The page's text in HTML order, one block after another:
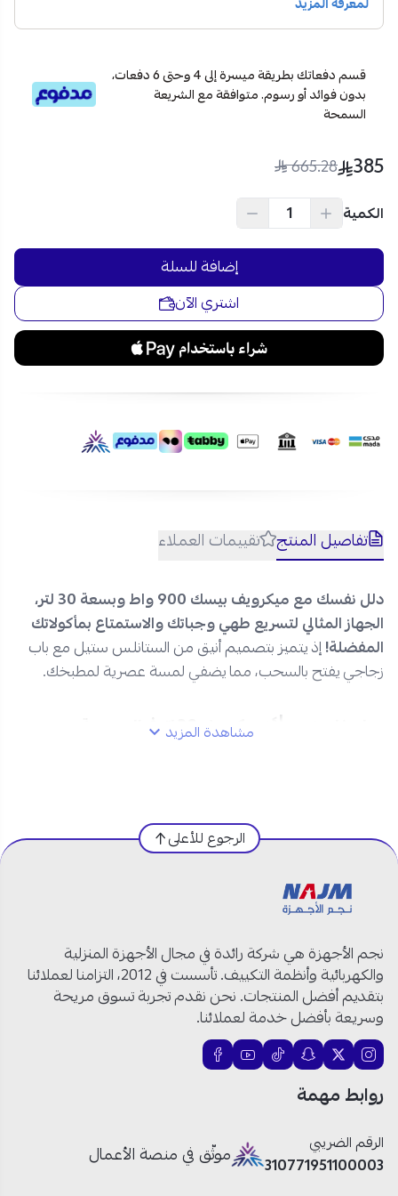
سعة مثالية للعائلات:مع سعة 30 لتر، يمكنك
تحضير
خيارات مرنة:يحتوي على 11 مستوى طاقة، مما
اختيار الطريقة المناسبة للطهيأو التسخين.
سهولة الاستخدام:
خاصية التشغيل السريع (30 ثانية)
راحة وأمان:مع قفل أمان للأطفال، يمكنك استخدام
الميكرويف بأمان
خاصية الذاكرة لتخزين إعدادات الطهي المفضلة.
وظيفة إذابة الثلج:تتيح لك إذابة الثلج بسهولة بناءً على
الوزن أو الوقت، ممايوفر عليك الوقت والجهدأثناء إعداد
مؤقت دقيق:
المؤقت يصل إلى 99 دقيقة و99 ثانية، مع
تنبيه عند انتهاء الطهي، لضمانالحصول على نتائج مثالية.
تمارا وتابي مع شحن امن وسريع لكافة مدن السعودية!
قسم دفعاتك بطريقة ميسرة إلى 4 وحتى 6 دفعات،
بدون فوائد أو رسوم. متوافقة مع الشريعة
السمحة
385
665.28
الكمية
إضافة للسلة
اشتري الآن
تفاصيل المنتج تقييمات العملاء
دلل نفسك مع ميكرويف بيسك900 واط وبسعة
30 لتر،
الجهاز المثالي لتسريع طهي وجباتك والاستمتاع بمأكولاتك
المفضلة!إذ يتميز بتصميم أنيق من الستانلس ستيل مع باب
زجاجي يفتح بالسحب، مما يضفي لمسة عصرية لمطبخك.
بيسك
ميكرويف 30 لتر في السعودية:
السعة:30 لتر.
اللون:فضي.
أوضاع تشغيل متعددة:
وخاصية إذابة الثلج حسب الوزن أو الوقت.
الأمان:قفل لسلامة الأطفال وخاصية الذاكرة.
المؤقت:
مؤقت يصل إلى 99 دقيقة و99 ثانية مع
تنبيه عند الانتهاء.
الطول:42 سم
العرض:47 سم
الارتفاع:
مشاهدة المزيد
الرجوع للأعلى
نجم الأجهزة هي شركة رائدة في مجال الأجهزة المنزلية
والكهربائية وأنظمة التكييف. تأسست في 2012، التزامنا لعملائنا
بتقديم أفضل المنتجات. نحن نقدم تجربة تسوق مريحة
وسريعة بأفضل خدمة لعملائنا.
روابط مهمة
الرقم الضريبي
310771951100003
موثّق في منصة الأعمال